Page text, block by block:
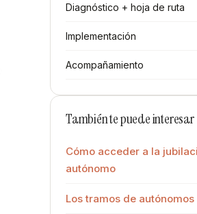
Diagnóstico + hoja de ruta
Implementación
Acompañamiento
También te puede interesar
Cómo acceder a la
autónomo
Los tramos de autónomos